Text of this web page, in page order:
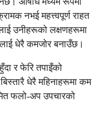
नभई महत्त्वपूर्ण राहत
उनीहरूको लक्षणहरूमा
धेरै कमजोर बनाउँछ।
र फेरि तपाइँको
धेरै महिनाहरूमा कम
फलो-अप उपचारको